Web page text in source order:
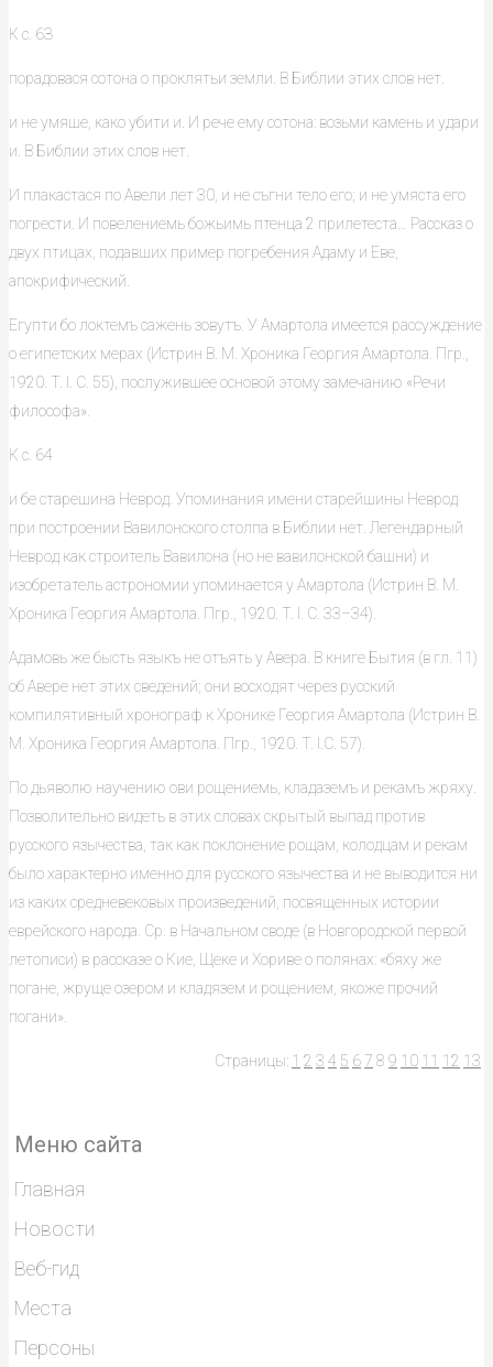
К с. 6З
порадовася сотона о проклятьи земли. В Библии этих слов нет.
и не умяше, како убити и. И рече ему сотона: возьми камень и удари
и. В Библии этих слов нет.
И плакастася по Авели лет 30, и не съгни тело его; и не умяста его
погрести. И повелениемь божьимь птенца 2 прилетеста… Рассказ о
двух птицах, подавших пример погребения Адаму и Еве,
апокрифический.
Егупти бо локтемъ сажень зовутъ. У Амартола имеется рассуждение
о египетских мерах (Истрин В. М. Хроника Георгия Амартола. Пгр.,
1920. T. I. С. 55), послужившее основой этому замечанию «Речи
философа».
К с. 64
и бе старешина Неврод. Упоминания имени старейшины Неврод
при построении Вавилонского столпа в Библии нет. Легендарный
Неврод как строитель Вавилона (но не вавилонской башни) и
изобретатель астрономии упоминается у Амартола (Истрин В. М.
Хроника Георгия Амартола. Пгр., 1920. T. I. С. 33–34).
Адамовь же бысть языкъ не отъять у Авера. В книге Бытия (в гл. 11)
об Авере нет этих сведений; они восходят через русский
компилятивный хронограф к Хронике Георгия Амартола (Истрин В.
М. Хроника Георгия Амартола. Пгр., 1920. T. I.C. 57).
По дьяволю научению ови рощениемь, кладаземъ и рекамъ жряху.
Позволительно видеть в этих словах скрытый выпад против
русского язычества, так как поклонение рощам, колодцам и рекам
было характерно именно для русского язычества и не выводится ни
из каких средневековых произведений, посвященных истории
еврейского народа. Ср. в Начальном своде (в Новгородской первой
летописи) в рассказе о Кие, Щеке и Хориве о полянах: «бяху же
погане, жруще озером и кладязем и рощением, якоже прочий
погани».
Страницы: 1 2 3 4 5 6 7 8 9 10 11 12 13
Меню сайта
Главная
Новости
Веб-гид
Места
Персоны